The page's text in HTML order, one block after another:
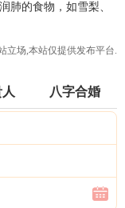
肺的食物，如雪梨、
立场,本站仅提供发布平台.
八字合婚